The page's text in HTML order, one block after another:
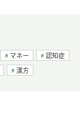
マネー
認知症
漢方